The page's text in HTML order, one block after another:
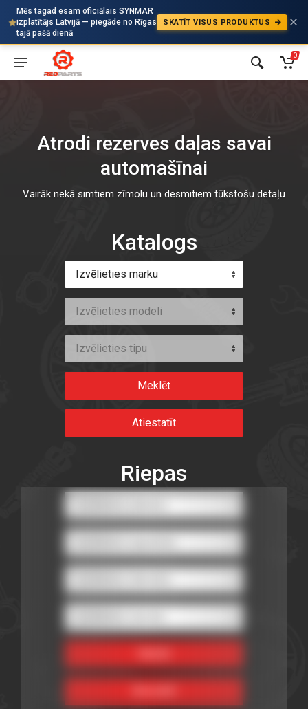
Mēs tagad esam oficiālais SYNMAR
izplatītājs Latvijā — piegāde no Rīgas
tajā pašā dienā
SKATĪT VISUS PRODUKTUS
Auto
0
Atrodi rezerves daļas savai
automašīnai
Vairāk nekā simtiem zīmolu un desmitiem tūkstošu detaļu
Katalogs
Izvēlieties marku
Izvēlieties modeli
Izvēlieties tipu
Riepas